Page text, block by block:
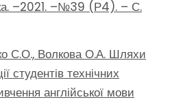
–2021. –№39 (Р4). – С.
С.О., Волкова О.А. Шляхи
студентів технічних
англійської мови